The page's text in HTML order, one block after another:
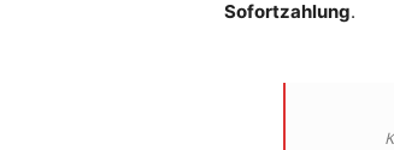
Sofortzahlung.